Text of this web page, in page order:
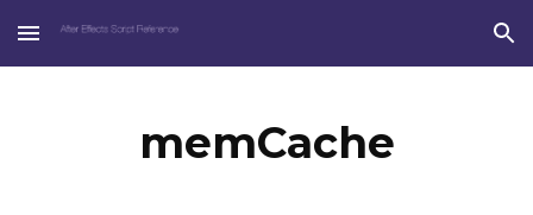
Skip to main content Skip to navigation
memCache